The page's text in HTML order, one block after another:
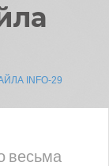
INFO-29
весьма